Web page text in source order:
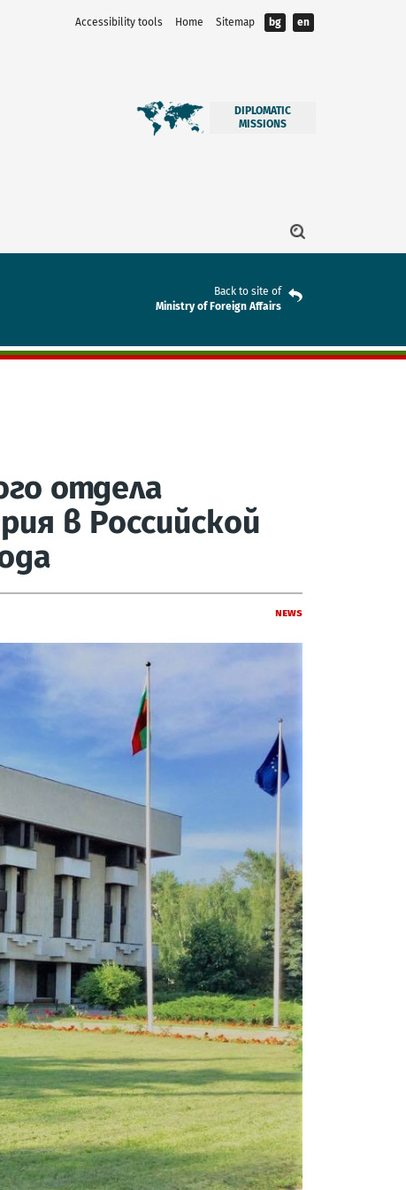
Accessibility tools Home Sitemap bg en
DIPLOMATIC
MISSIONS
Back to site of
Ministry of Foreign Affairs
отдела
в Российской
News